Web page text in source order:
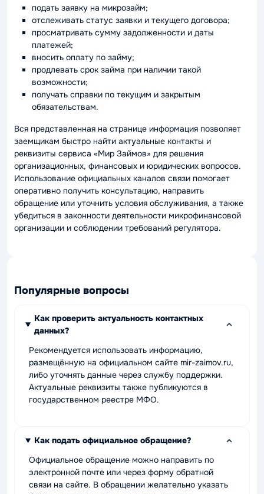
подать заявку на микрозайм;
отслеживать статус заявки и текущего договора;
просматривать сумму задолженности и даты
платежей;
вносить оплату по займу;
продлевать срок займа при наличии такой
возможности;
получать справки по текущим и закрытым
обязательствам.
Вся представленная на странице информация позволяет
заемщикам быстро найти актуальные контакты и
реквизиты сервиса «Мир Займов» для решения
организационных, финансовых и юридических вопросов.
Использование официальных каналов связи помогает
оперативно получить консультацию, направить
обращение или уточнить условия обслуживания, а также
убедиться в законности деятельности микрофинансовой
организации и соблюдении требований регулятора.
Популярные вопросы
Как проверить актуальность контактных
данных?
Рекомендуется использовать информацию,
размещённую на официальном сайте mir-zaimov.ru,
либо уточнять данные через службу поддержки.
Актуальные реквизиты также публикуются в
государственном реестре МФО.
Как подать официальное обращение?
Официальное обращение можно направить по
электронной почте или через форму обратной
связи на сайте. В обращении желательно указать